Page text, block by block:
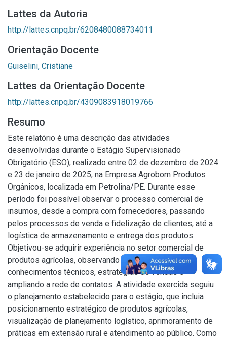
Lattes da Autoria
http://lattes.cnpq.br/6208480088734011
Orientação Docente
Guiselini, Cristiane
Lattes da Orientação Docente
http://lattes.cnpq.br/4309083918019766
Resumo
Este relatório é uma descrição das atividades
desenvolvidas durante o Estágio Supervisionado
Obrigatório (ESO), realizado entre 02 de dezembro de 2024
e 23 de janeiro de 2025, na Empresa Agrobom Produtos
Orgânicos, localizada em Petrolina/PE. Durante esse
período foi possível observar o processo comercial de
insumos, desde a compra com fornecedores, passando
pelos processos de venda e fidelização de clientes, até a
logística de armazenamento e entrega dos produtos.
Objetivou-se adquirir experiência no setor comercial de
produtos agrícolas, observando a aplicação de
conhecimentos técnicos, estratégias de vendas e
ampliando a rede de contatos. A atividade exercida seguiu
o planejamento estabelecido para o estágio, que incluia
posicionamento estratégico de produtos agrícolas,
visualização de planejamento logístico, aprimoramento de
práticas em extensão rural e atendimento ao público. Como